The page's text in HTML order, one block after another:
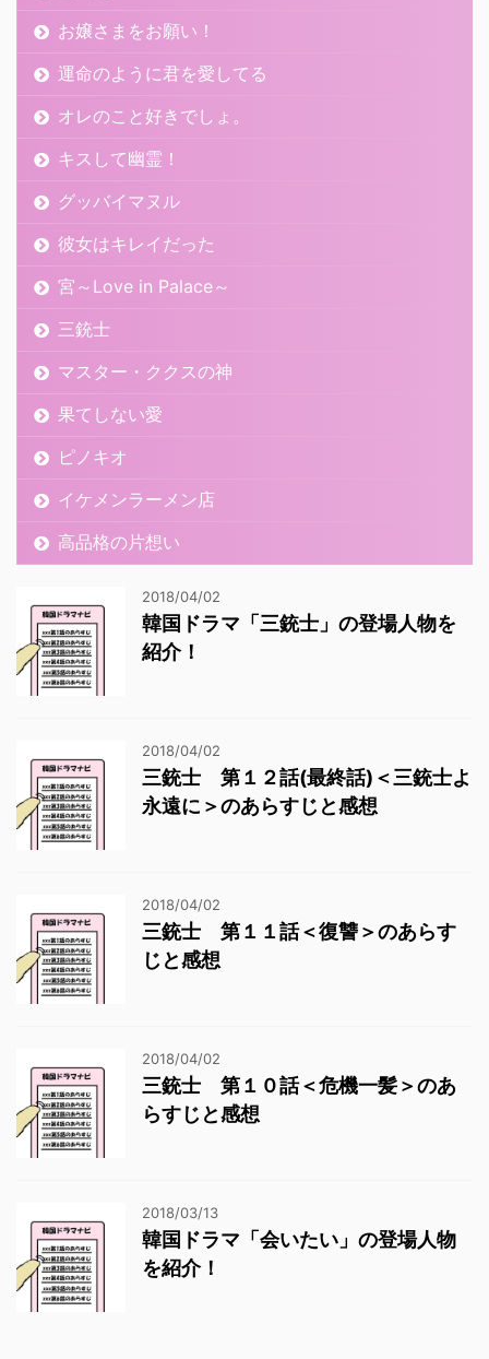
お嬢さまをお願い！
運命のように君を愛してる
オレのこと好きでしょ。
キスして幽霊！
グッバイマヌル
彼女はキレイだった
宮～Love in Palace～
三銃士
マスター・ククスの神
果てしない愛
ピノキオ
イケメンラーメン店
高品格の片想い
2018/04/02
韓国ドラマ「三銃士」の登場人物を
紹介！
2018/04/02
三銃士 第１２話(最終話)＜三銃士よ
永遠に＞のあらすじと感想
2018/04/02
三銃士 第１１話＜復讐＞のあらす
じと感想
2018/04/02
三銃士 第１０話＜危機一髪＞のあ
らすじと感想
2018/03/13
韓国ドラマ「会いたい」の登場人物
を紹介！